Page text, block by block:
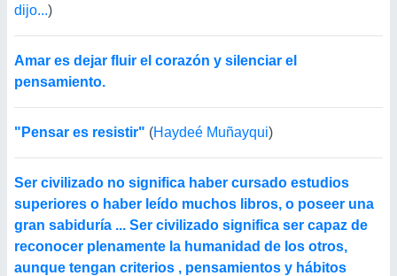
dijo...)
Amar es dejar fluir el corazón y silenciar el
pensamiento.
"Pensar es resistir" (Haydeé Muñayqui)
Ser civilizado no significa haber cursado estudios
superiores o haber leído muchos libros, o poseer una
gran sabiduría ... Ser civilizado significa ser capaz de
reconocer plenamente la humanidad de los otros,
aunque tengan criterios , pensamientos y hábitos